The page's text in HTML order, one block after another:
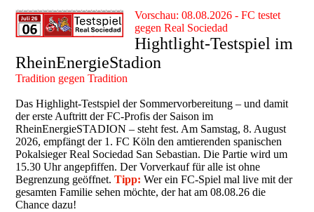
Vorschau: 08.08.2026 - FC testet
gegen Real Sociedad
Hightlight-Testspiel im
RheinEnergieStadion
Tradition gegen Tradition
Das Highlight-Testspiel der Sommervorbereitung – und damit
der erste Auftritt der FC-Profis der Saison im
RheinEnergieSTADION – steht fest. Am Samstag, 8. August
2026, empfängt der 1. FC Köln den amtierenden spanischen
Pokalsieger Real Sociedad San Sebastian. Die Partie wird um
15.30 Uhr angepfiffen. Der Vorverkauf für alle ist ohne
Begrenzung geöffnet.Tipp:Wer ein FC-Spiel mal live mit der
gesamten Familie sehen möchte, der hat am 08.08.26 die
Chance dazu!